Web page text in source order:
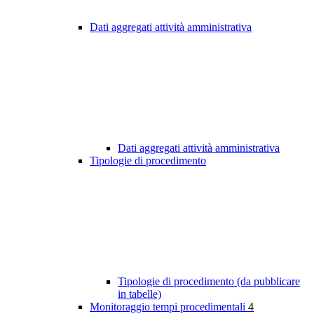
Dati aggregati attività amministrativa
Dati aggregati attività amministrativa
Tipologie di procedimento
Tipologie di procedimento (da pubblicare
in tabelle)
Monitoraggio tempi procedimentali 4